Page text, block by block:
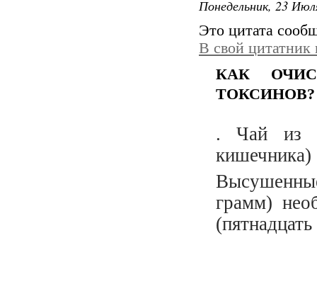
Понедельник, 23
Это цитата
В свой цитатник
КАК
. Чай из
кишечника)
грамм)